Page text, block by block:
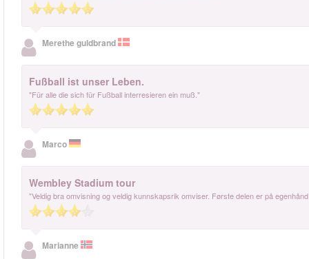
Merethe guldbrand
Fußball ist unser Leben.
"Für alle die sich für Fußball interresieren ein muß."
Marco
Wembley Stadium tour
"Veldig bra omvisning og veldig kunnskapsrik omviser. Første delen er på
Marianne